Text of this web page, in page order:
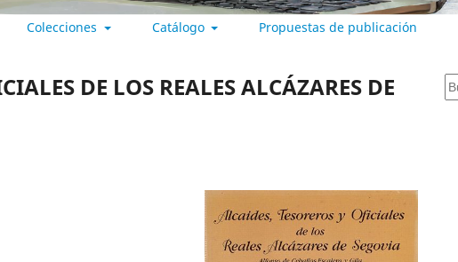
Colecciones Catálogo Propuestas de publicación
DE LOS REALES ALCÁZARES DE